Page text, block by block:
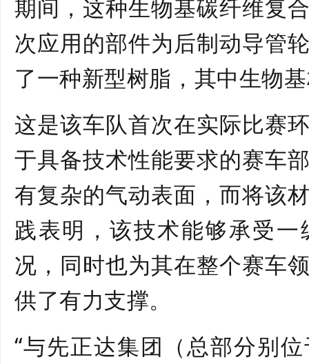
期间，这种生物基碳纤维复
次应用的部件为后制动导管
了一种新型树脂，其中生物
这是该车队首次在实际比赛
于具备技术性能要求的赛车
有复杂的气动表面，而将该
践表明，该技术能够承受
况，同时也为其在整个赛车
供了有力支撑。
“与先正达集团（总部分别